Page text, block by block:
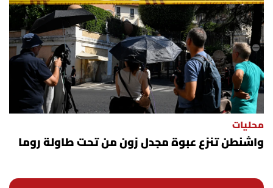
محليات
واشنطن تنزع عبوة مجدل زون من تحت طاولة روما